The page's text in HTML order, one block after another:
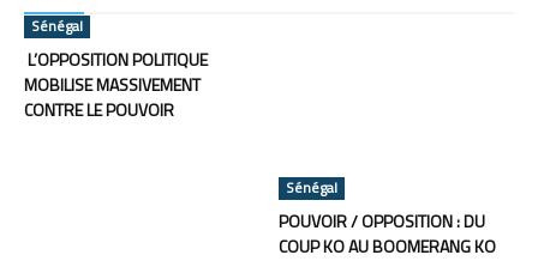
Sénégal
L’OPPOSITION POLITIQUE
MOBILISE MASSIVEMENT
CONTRE LE POUVOIR
Sénégal
POUVOIR / OPPOSITION : DU
COUP KO AU BOOMERANG KO